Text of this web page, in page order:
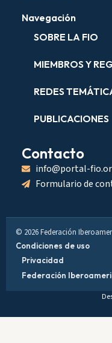
Navegación
SOBRE LA FIO
MIEMBROS Y
REDES
PUBLICACIONES
Contacto
info@portal-
Formulario de
© 2026 Federación
Condiciones de uso
Privacidad
Federación